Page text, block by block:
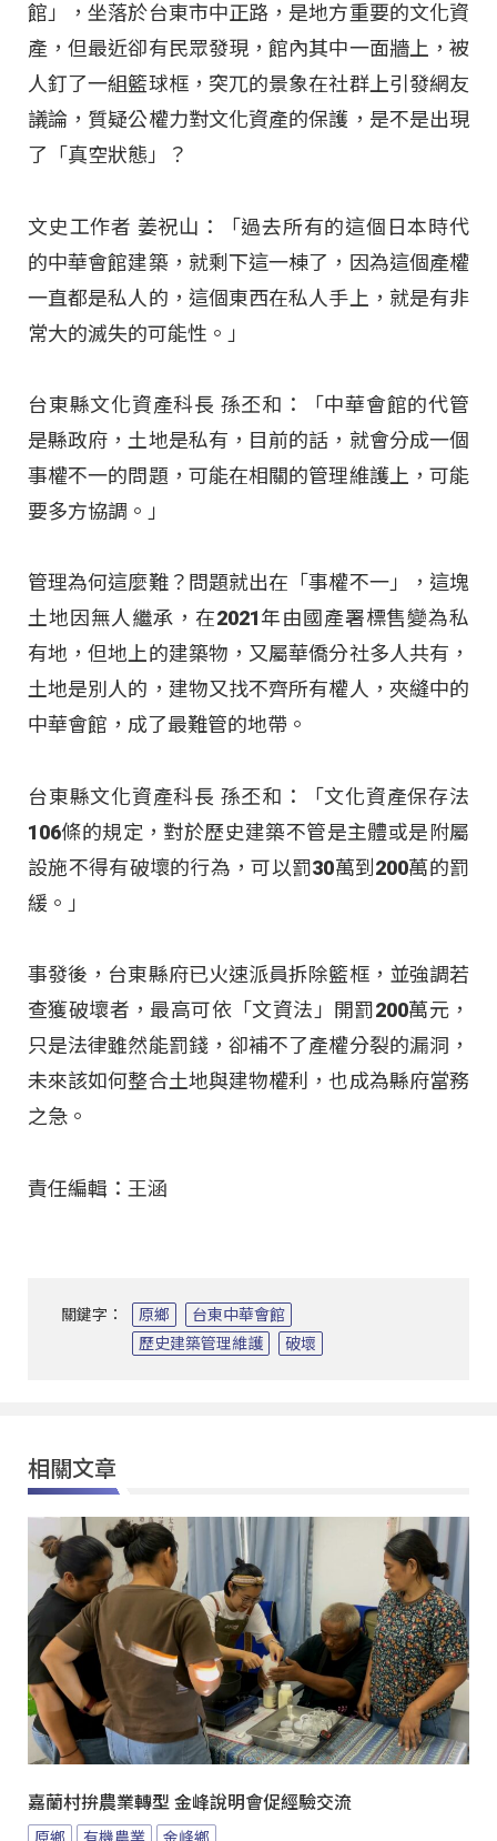
館」，坐落於台東市中正路，是地方重要的文化資
產，但最近卻有民眾發現，館內其中一面牆上，被
人釘了一組籃球框，突兀的景象在社群上引發網友
議論，質疑公權力對文化資產的保護，是不是出現
了「真空狀態」？
文史工作者 姜祝山：「過去所有的這個日本時代
的中華會館建築，就剩下這一棟了，因為這個產權
一直都是私人的，這個東西在私人手上，就是有非
常大的滅失的可能性。」
台東縣文化資產科長 孫丕和：「中華會館的代管
是縣政府，土地是私有，目前的話，就會分成一個
事權不一的問題，可能在相關的管理維護上，可能
要多方協調。」
管理為何這麼難？問題就出在「事權不一」，這塊
土地因無人繼承，在2021年由國產署標售變為私
有地，但地上的建築物，又屬華僑分社多人共有，
土地是別人的，建物又找不齊所有權人，夾縫中的
中華會館，成了最難管的地帶。
台東縣文化資產科長 孫丕和：「文化資產保存法
106條的規定，對於歷史建築不管是主體或是附屬
設施不得有破壞的行為，可以罰30萬到200萬的罰
緩。」
事發後，台東縣府已火速派員拆除籃框，並強調若
查獲破壞者，最高可依「文資法」開罰200萬元，
只是法律雖然能罰錢，卻補不了產權分裂的漏洞，
未來該如何整合土地與建物權利，也成為縣府當務
之急。
責任編輯：王涵
關鍵字： 原鄉
台東中華會館
歷史建築管理維護
破壞
相關文章
嘉蘭村拚農業轉型 金峰說明會促經驗交流